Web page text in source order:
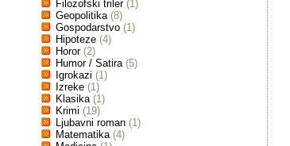
Filozofski triler (1)
Geopolitika (8)
Gospodarstvo (1)
Hipoteze (4)
Horor (2)
Humor / Satira (5)
Igrokazi (1)
Izreke (1)
Klasika (1)
Krimi (19)
Ljubavni roman (1)
Matematika (4)